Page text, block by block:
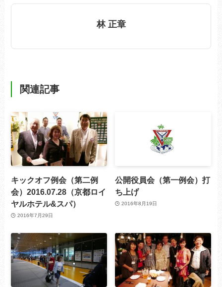
林 正章
関連記事
キックオフ例会（第二例
会）2016.07.28（京都ロイ
ヤルホテル&スパ）
2016年7月29日
公開役員会（第一例会）打
ち上げ
2016年8月19日